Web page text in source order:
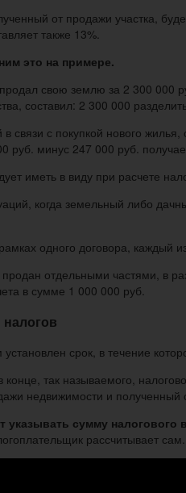
от продажи участка,
также 13%.
это на примере.
свою землю за 2 300 000
составил: 2 300 000
связи с покупкой нового
руб. минус 247 000 руб.
иметь в виду при расчете
когда земельный либо
одного договора, каждый
отдельными частями, в
в сумме 1 000 000 руб.
срок, в течение
так называемого,
недвижимости и
указывать сумму налогового
рассчитывает сам.